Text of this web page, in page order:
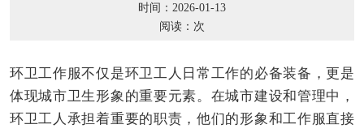
时间：2026-01-13
阅读： 次
环卫工作服不仅是环卫工人日常工作的必备装备，更是
体现城市卫生形象的重要元素。在城市建设和管理中，
环卫工人承担着重要的职责，他们的形象和工作服直接